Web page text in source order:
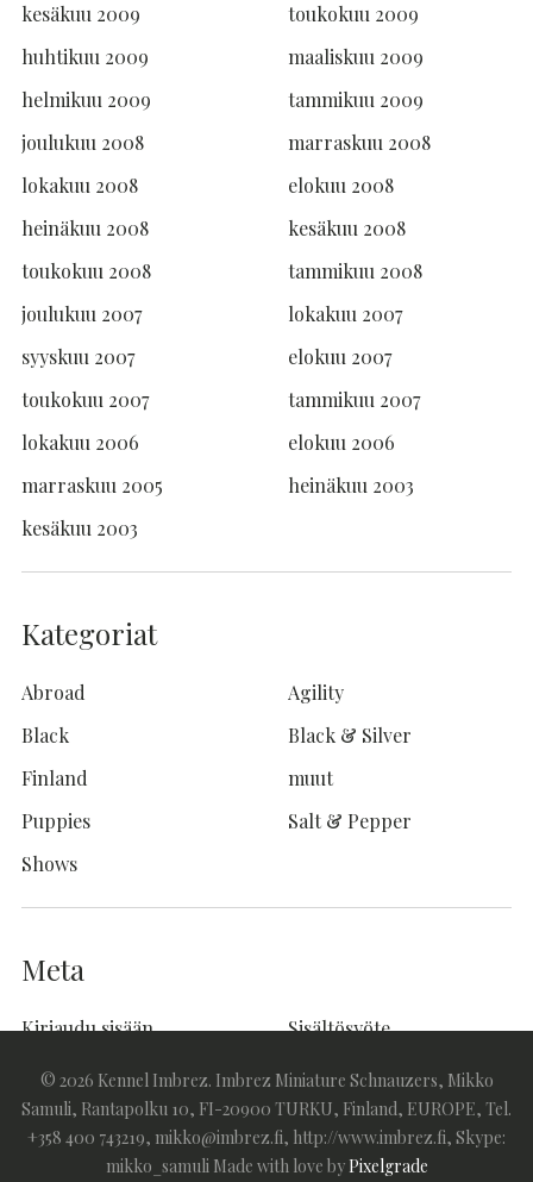
kesäkuu 2009
toukokuu 2009
huhtikuu 2009
maaliskuu 2009
helmikuu 2009
tammikuu 2009
joulukuu 2008
marraskuu 2008
lokakuu 2008
elokuu 2008
heinäkuu 2008
kesäkuu 2008
toukokuu 2008
tammikuu 2008
joulukuu 2007
lokakuu 2007
syyskuu 2007
elokuu 2007
toukokuu 2007
tammikuu 2007
lokakuu 2006
elokuu 2006
marraskuu 2005
heinäkuu 2003
kesäkuu 2003
Kategoriat
Abroad
Agility
Black
Black & Silver
Finland
muut
Puppies
Salt & Pepper
Shows
Meta
Kirjaudu sisään
Sisältösyöte
Kommenttisyöte
WordPress.org
© 2026 Kennel Imbrez. Imbrez Miniature Schnauzers, Mikko
Samuli, Rantapolku 10, FI-20900 TURKU, Finland, EUROPE, Tel.
+358 400 743219, mikko@imbrez.fi, http://www.imbrez.fi, Skype:
mikko_samuli Made with love byPixelgrade